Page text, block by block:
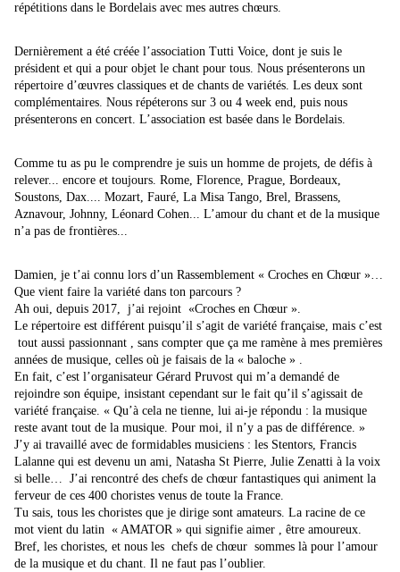
répétitions dans le Bordelais avec mes autres chœurs.
Dernièrement a été créée l’association Tutti Voice, dont je suis le
président et qui a pour objet le chant pour tous. Nous présenterons un
répertoire d’œuvres classiques et de chants de variétés. Les deux sont
complémentaires. Nous répéterons sur 3 ou 4 week end, puis nous
présenterons en concert. L’association est basée dans le Bordelais.
Comme tu as pu le comprendre je suis un homme de projets, de défis à
relever... encore et toujours. Rome, Florence, Prague, Bordeaux,
Soustons, Dax.... Mozart, Fauré, La Misa Tango, Brel, Brassens,
Aznavour, Johnny, Léonard Cohen... L’amour du chant et de la musique
n’a pas de frontières...
Damien, je t’ai connu lors d’un Rassemblement « Croches en Chœur »…
Que vient faire la variété dans ton parcours ?
Ah oui, depuis 2017, j’ai rejoint «Croches en Chœur ».
Le répertoire est différent puisqu’il s’agit de variété française, mais c’est
tout aussi passionnant , sans compter que ça me ramène à mes premières
années de musique, celles où je faisais de la « baloche » .
En fait, c’est l’organisateur Gérard Pruvost qui m’a demandé de
rejoindre son équipe, insistant cependant sur le fait qu’il s’agissait de
variété française. « Qu’à cela ne tienne, lui ai-je répondu : la musique
reste avant tout de la musique. Pour moi, il n’y a pas de différence. »
J’y ai travaillé avec de formidables musiciens : les Stentors, Francis
Lalanne qui est devenu un ami, Natasha St Pierre, Julie Zenatti à la voix
si belle… J’ai rencontré des chefs de chœur fantastiques qui animent la
ferveur de ces 400 choristes venus de toute la France.
Tu sais, tous les choristes que je dirige sont amateurs. La racine de ce
mot vient du latin « AMATOR » qui signifie aimer , être amoureux.
Bref, les choristes, et nous les chefs de chœur sommes là pour l’amour
de la musique et du chant. Il ne faut pas l’oublier.